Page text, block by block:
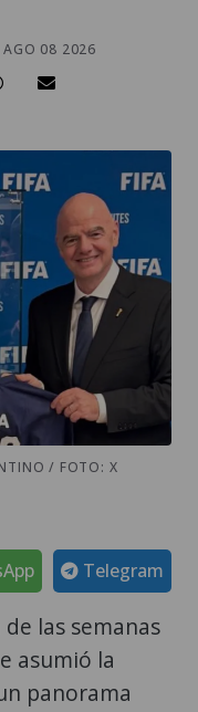
08 2026
/ FOTO: X
Telegram
las semanas
asumió la
panorama